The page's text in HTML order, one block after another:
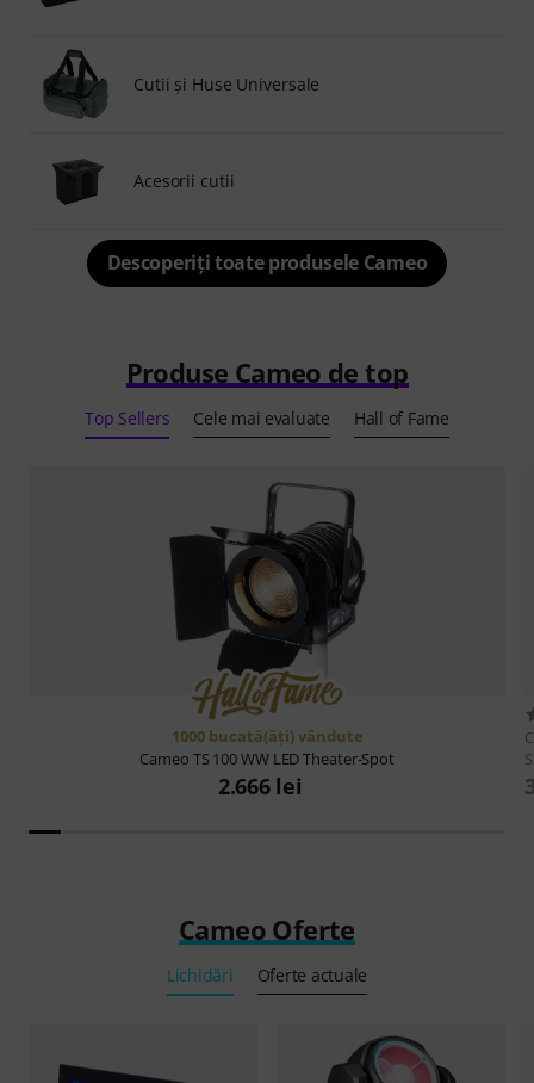
Cutii şi Huse Universale
Acesorii cutii
Descoperiți toate produsele Cameo
Produse Cameo de top
Top Sellers Cele mai evaluate Hall of Fame
1000 bucată(ăţi) vândute
Cameo TS 100 WW LED Theater-Spot
2.666 lei
Cameo Oferte
Lichidări Oferte actuale